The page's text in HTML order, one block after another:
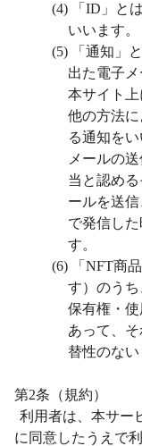
(4)
「 ID 」と
いいます。
(5)
「通知」
出た電子
本サイト
他の方法
る通知を
メールの
当と認め
ールを送
で発信し
す。
(6) 「NFT商
す）のうち
保有権・
あって、
替性のない
第2条（規約）
利用者は、本サー
に同意したうえで